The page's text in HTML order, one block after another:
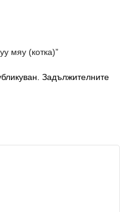
мяу (котка)”
Задължителните